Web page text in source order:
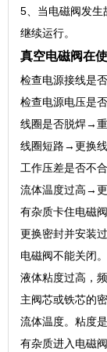
5、当电磁阀发生
继续运行。
真空电磁阀在
检查电源接线是
检查电源电压是
线圈是否脱焊→重
线圈短路→更换线
工作压差是否不
流体温度过高→更
有杂质卡住电磁
更换密封并安装过
电磁阀不能关闭。
液体粘度过高，
主阀芯或铁芯的
流体温度。粘度
有杂质进入电磁